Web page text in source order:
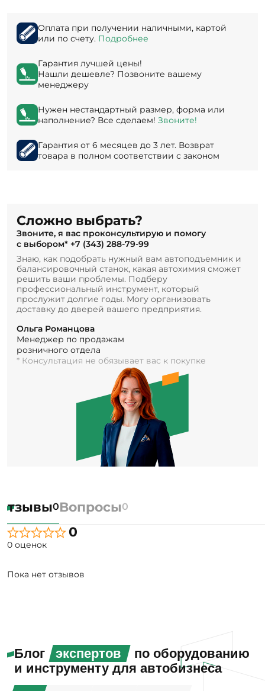
Оплата при получении наличными, картой
или по счету. Подробнее
Гарантия лучшей цены!
Нашли дешевле? Позвоните вашему
менеджеру
Нужен нестандартный размер, форма или
наполнение? Все сделаем! Звоните!
Гарантия от 6 месяцев до 3 лет. Возврат
товара в полном соответствии с законом
Сложно выбрать?
Звоните, я вас проконсультирую и помогу
с выбором* +7 (343) 288-79-99
Знаю, как подобрать нужный вам автоподъемник и
балансировочный станок, какая автохимия сможет
решить ваши проблемы. Подберу
профессиональный инструмент, который
прослужит долгие годы. Могу организовать
доставку до дверей вашего предприятия.
Ольга Романцова
Менеджер по продажам
розничного отдела
* Консультация не обязывает вас к покупке
0Вопросы0
0
0 оценок
Пока нет отзывов
Блог экспертов
по оборудованию
и инструменту для автобизнеса